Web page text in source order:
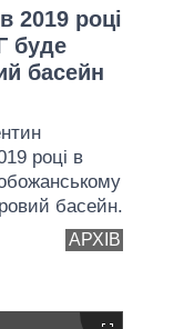
2019 році
буде
басейн
році в
басейн.
АРХІВ